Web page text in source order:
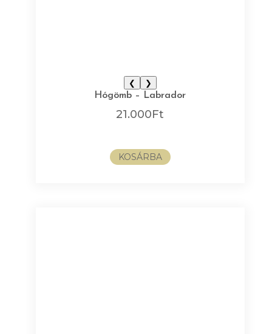
❮
❯
Hógömb – Labrador
21.000Ft
KOSÁRBA